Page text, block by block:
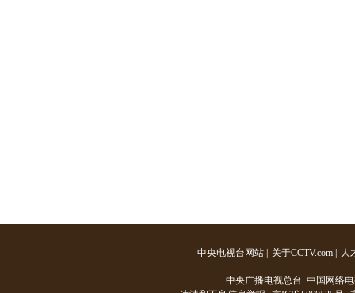
中央电视台网站 关于CCTV.com 人
中央广播电视总台 中国网络